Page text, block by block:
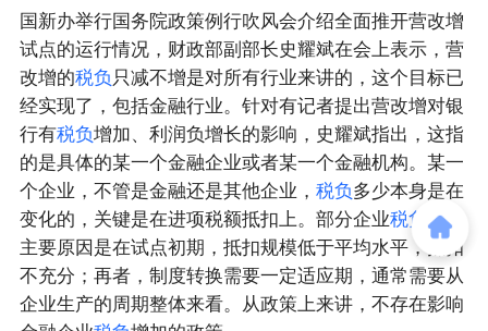
国新办举行国务院政策例行吹风会介绍全面推开营改增
试点的运行情况，财政部副部长史耀斌在会上表示，营
改增的税负只减不增是对所有行业来讲的，这个目标已
经实现了，包括金融行业。针对有记者提出营改增对银
行有税负增加、利润负增长的影响，史耀斌指出，这指
的是具体的某一个金融企业或者某一个金融机构。某一
个企业，不管是金融还是其他企业， 税负多少本身是在
变化的，关键是在进项税额抵扣上。部分企业税负 增加
主要原因是在试点初期，抵扣规模低于平均水平，抵扣
不充分；再者，制度转换需要一定适应期，通常需要从
企业生产的周期整体来看。从政策上来讲，不存在影响